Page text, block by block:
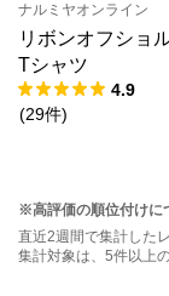
ナルミヤオンライン
リボンオフショ
Tシャツ
4.9
(29件)
※高評価の順位付けに
直近2週間で集計した
集計対象は、5件以上